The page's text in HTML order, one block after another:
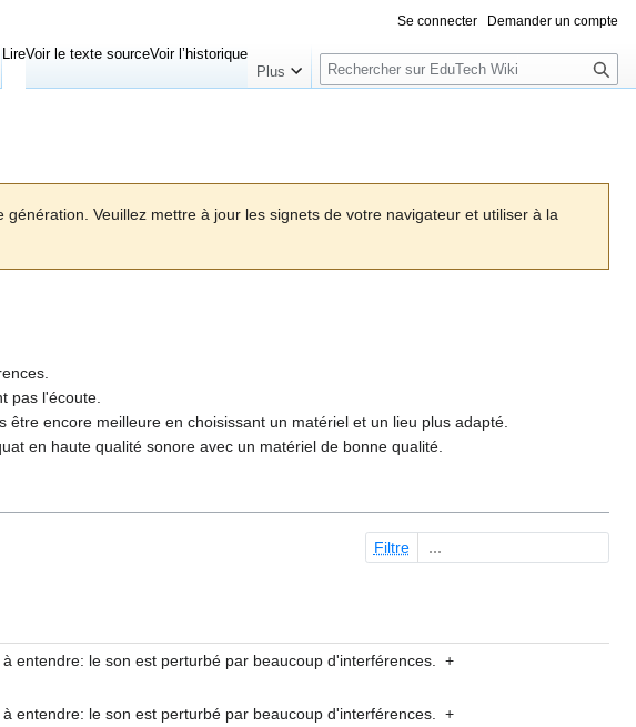
Veuillez mettre à jour les signets de votre navigateur et utiliser à la
pas l'écoute.
encore meilleure en choisissant un matériel et un lieu plus adapté.
en haute qualité sonore avec un matériel de bonne qualité.
Filtre
entendre: le son est perturbé par beaucoup d'interférences. +
entendre: le son est perturbé par beaucoup d'interférences. +
Se connecter Demander un compte
LireVoir le texte sourceVoir l’historique
Plus
Rechercher